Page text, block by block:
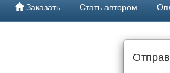
Заказать Стать автором